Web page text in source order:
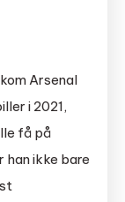
Arsenal
i 2021,
få på
han ikke bare